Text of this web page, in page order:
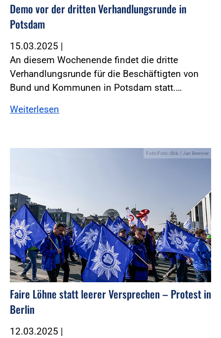
Demo vor der dritten Verhandlungsrunde in
Potsdam
15.03.2025 |
An diesem Wochenende findet die dritte
Verhandlungsrunde für die Beschäftigten von
Bund und Kommunen in Potsdam statt.…
Weiterlesen
Foto:Foto: dbb / Jan Brenner
Faire Löhne statt leerer Versprechen – Protest in
Berlin
12.03.2025 |